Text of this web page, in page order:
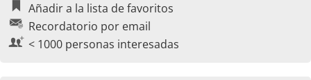
Añadir a la lista de favoritos
Recordatorio por email
< 1000 personas interesadas